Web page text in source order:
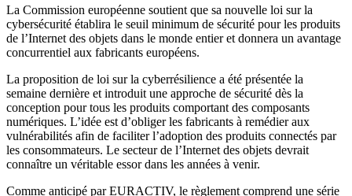
La Commission européenne soutient que sa nouvelle loi sur la
cybersécurité établira le seuil minimum de sécurité pour les produits
de l’Internet des objets dans le monde entier et donnera un avantage
concurrentiel aux fabricants européens.
La proposition de loi sur la cyberrésilience a été présentée la
semaine dernière et introduit une approche de sécurité dès la
conception pour tous les produits comportant des composants
numériques. L’idée est d’obliger les fabricants à remédier aux
vulnérabilités afin de faciliter l’adoption des produits connectés par
les consommateurs. Le secteur de l’Internet des objets devrait
connaître un véritable essor dans les années à venir.
Comme anticipé par EURACTIV, le règlement comprend une série